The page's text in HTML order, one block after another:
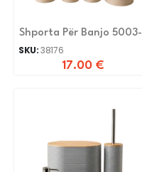
Shporta Për Banjo 5003-
6-Beige
SKU:38176
17.00 €